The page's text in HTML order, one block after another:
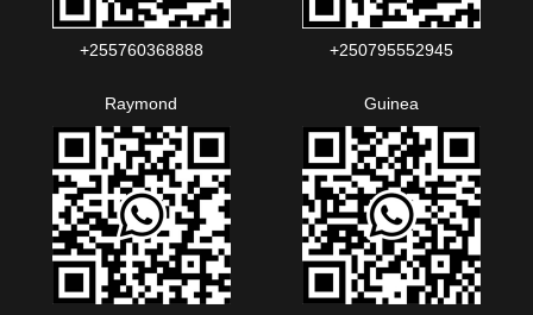
+255760368888 +250795552945
Raymond Guinea